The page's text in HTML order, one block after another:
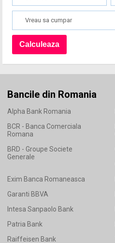
Vreau sa cumpar
Bancile din Romania
Alpha Bank Romania
BCR - Banca Comerciala
Romana
BRD - Groupe Societe
Generale
Exim Banca Romaneasca
Garanti BBVA
Intesa Sanpaolo Bank
Patria Bank
Raiffeisen Bank